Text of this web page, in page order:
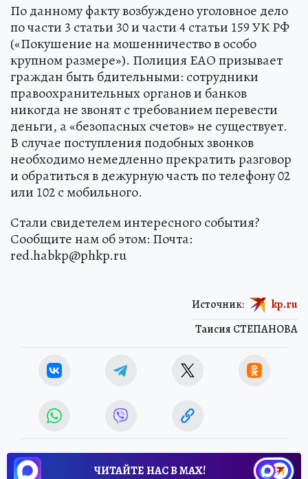
По данному факту возбуждено уголовное дело
по части 3 статьи 30 и части 4 статьи 159 УК РФ
(«Покушение на мошенничество в особо
крупном размере»). Полиция ЕАО призывает
граждан быть бдительными: сотрудники
правоохранительных органов и банков
никогда не звонят с требованием перевести
деньги, а «безопасных счетов» не существует.
В случае поступления подобных звонков
необходимо немедленно прекратить разговор
и обратиться в дежурную часть по телефону 02
или 102 с мобильного.
Стали свидетелем интересного события?
Сообщите нам об этом: Почта:
red.habkp@phkp.ru
Таисия СТЕПАНОВА
Источник: kp.ru
ЧИТАЙТЕ НАС В МАХ!